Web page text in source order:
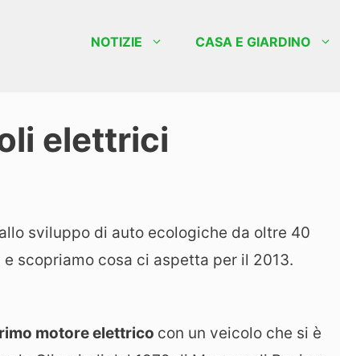
NOTIZIE CASA E GIARDINO
elettrici
sviluppo di auto ecologiche da oltre 40
scopriamo cosa ci aspetta per il 2013.
motore elettrico con un veicolo che si è